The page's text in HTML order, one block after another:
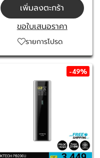
เพิ่มลงตะกร้า
ขอใบเสนอราคา
รายการโปรด
-49%